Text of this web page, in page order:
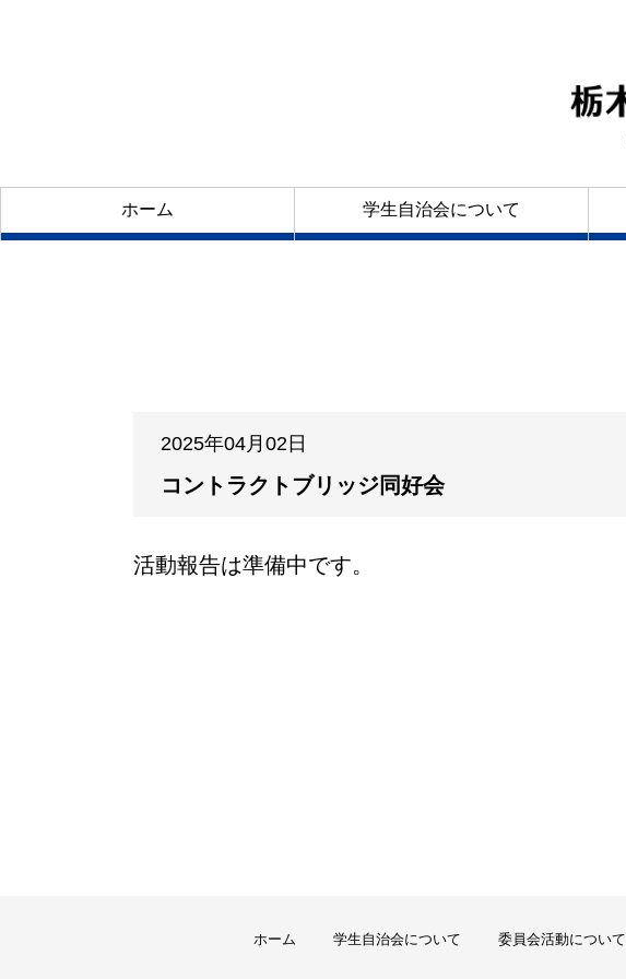
ホーム 学生自治会について
2025年04月02日
コントラクトブリッジ同好会
活動報告は準備中です。
ホーム 学生自治会について 委員会活動について